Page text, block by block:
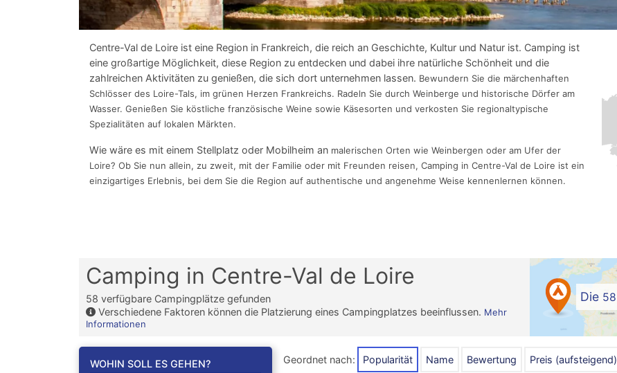
Centre-Val de Loire ist eine Region in Frankreich, die reich an Geschichte, Kultur und Natur ist. Camping ist
eine großartige Möglichkeit, diese Region zu entdecken und dabei ihre natürliche Schönheit und die
zahlreichen Aktivitäten zu genießen, die sich dort unternehmen lassen. Bewundern Sie die märchenhaften
Schlösser des Loire-Tals, im grünen Herzen Frankreichs. Radeln Sie durch Weinberge und historische Dörfer am
Wasser. Genießen Sie köstliche französische Weine sowie Käsesorten und verkosten Sie regionaltypische
Spezialitäten auf lokalen Märkten.
Wie wäre es mit einem Stellplatz oder Mobilheim an malerischen Orten wie Weinbergen oder am Ufer der
Loire? Ob Sie nun allein, zu zweit, mit der Familie oder mit Freunden reisen, Camping in Centre-Val de Loire ist ein
einzigartiges Erlebnis, bei dem Sie die Region auf authentische und angenehme Weise kennenlernen können.
Camping in Centre-Val de Loire
58 verfügbare Campingplätze gefunden
Verschiedene Faktoren können die Platzierung eines Campingplatzes beeinflussen. Mehr
Informationen
Die 58
WOHIN SOLL ES GEHEN? Geordnet nach: Popularität Name Bewertung Preis (aufsteigend)